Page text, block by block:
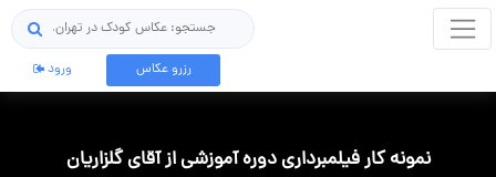
جستجو
رزرو عکاس ورود
نمونه کار فیلمبرداری دوره آموزشی از آقای گلزاریان